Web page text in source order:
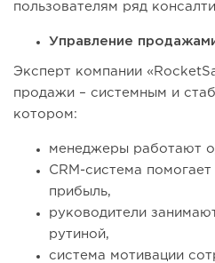
пользователям ряд
Управление
Эксперт компании
продажи – системным и
котором:
менеджеры работают
CRM-система
прибыль,
руководители
рутиной,
система мотивации